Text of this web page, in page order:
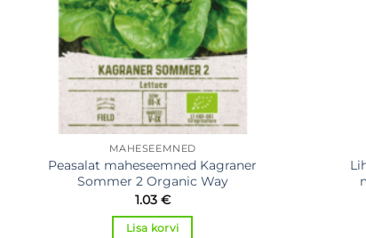
MAHESEEMNED
Peasalat maheseemned Kagraner
Sommer 2 Organic Way
1.03 €
Lisa korvi